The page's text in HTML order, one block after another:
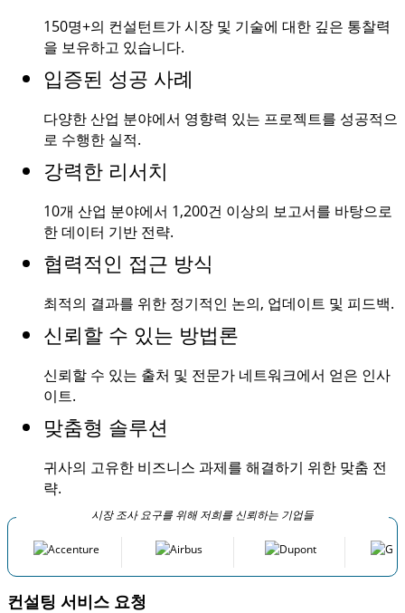
150명+의 컨설턴트가 시장 및 기술에 대한 깊은 통찰력
을 보유하고 있습니다.
입증된 성공 사례
다양한 산업 분야에서 영향력 있는 프로젝트를 성공적으
로 수행한 실적.
강력한 리서치
10개 산업 분야에서 1,200건 이상의 보고서를 바탕으로
한 데이터 기반 전략.
협력적인 접근 방식
최적의 결과를 위한 정기적인 논의, 업데이트 및 피드백.
신뢰할 수 있는 방법론
신뢰할 수 있는 출처 및 전문가 네트워크에서 얻은 인사
이트.
맞춤형 솔루션
귀사의 고유한 비즈니스 과제를 해결하기 위한 맞춤 전
략.
시장 조사 요구를 위해 저희를 신뢰하는 기업들
컨설팅 서비스 요청